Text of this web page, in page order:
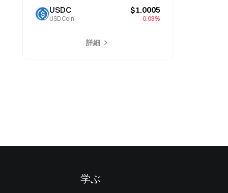
USDC
USDCoin
$1.0005
-0.03%
詳細
学ぶ